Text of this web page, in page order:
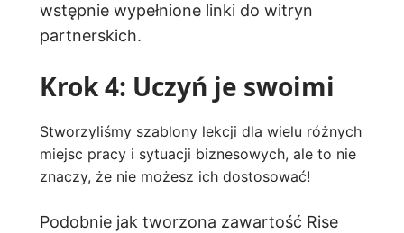
wstępnie wypełnione linki do witryn
partnerskich.
Krok 4: Uczyń je swoimi
Stworzyliśmy szablony lekcji dla wielu różnych
miejsc pracy i sytuacji biznesowych, ale to nie
znaczy, że nie możesz ich dostosować!
Podobnie jak tworzona zawartość Rise